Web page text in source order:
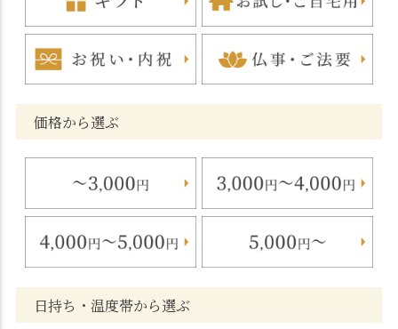
価格から選ぶ
日持ち・温度帯から選ぶ